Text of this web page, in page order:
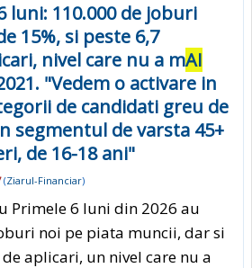
luni: 110.000 de joburi
15%, si peste 6,7
nivel care nu a mAI
"Vedem o activare in
de candidati greu de
segmentul de varsta 45+
de 16-18 ani"
(Ziarul-Financiar)
Primele 6 luni din 2026 au
noi pe piata muncii, dar si
aplicari, un nivel care nu a